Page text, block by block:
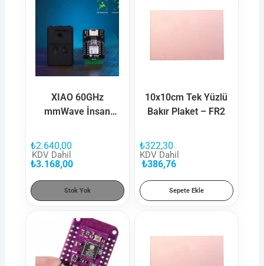
XIAO 60GHz
mmWave İnsan
Sensörü-MR60FDA2
₺2.640,00
KDV Dahil
₺3.168,00
Stok Yok
10x10cm Tek Yüzlü
Bakır Plaket – FR2
₺322,30
KDV Dahil
₺386,76
Sepete Ekle